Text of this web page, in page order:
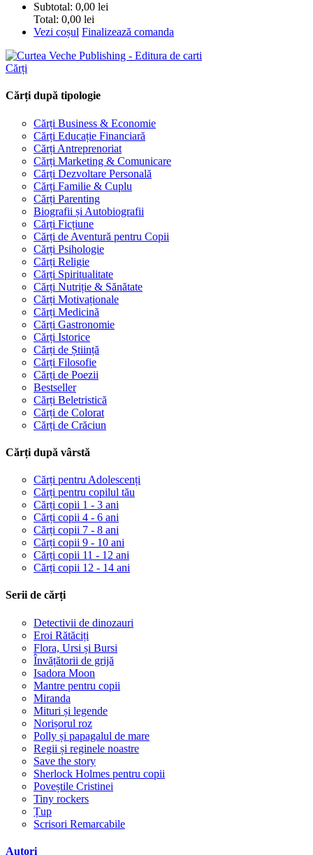
Subtotal: 0,00 lei
Total: 0,00 lei
Vezi coșul Finalizează comanda
Cărți
Cărți după tipologie
Cărți Business & Economie
Cărți Educație Financiară
Cărți Antreprenoriat
Cărți Marketing & Comunicare
Cărți Dezvoltare Personală
Cărți Familie & Cuplu
Cărți Parenting
Biografii și Autobiografii
Cărți Ficțiune
Cărți de Aventură pentru Copii
Cărți Psihologie
Cărți Religie
Cărți Spiritualitate
Cărți Nutriție & Sănătate
Cărți Motivaționale
Cărți Medicină
Cărți Gastronomie
Cărți Istorice
Cărți de Știință
Cărți Filosofie
Cărți de Poezii
Bestseller
Cărți Beletristică
Cărți de Colorat
Cărți de Crăciun
Cărți după vârstă
Cărți pentru Adolescenți
Cărți pentru copilul tău
Cărți copii 1 - 3 ani
Cărți copii 4 - 6 ani
Cărți copii 7 - 8 ani
Cărți copii 9 - 10 ani
Cărți copii 11 - 12 ani
Cărți copii 12 - 14 ani
Serii de cărți
Detectivii de dinozauri
Eroi Rătăciți
Flora, Ursi și Bursi
Învățătorii de grijă
Isadora Moon
Mantre pentru copii
Miranda
Mituri și legende
Norișorul roz
Polly și papagalul de mare
Regii și reginele noastre
Save the story
Sherlock Holmes pentru copii
Poveștile Cristinei
Tiny rockers
Țup
Scrisori Remarcabile
Autori